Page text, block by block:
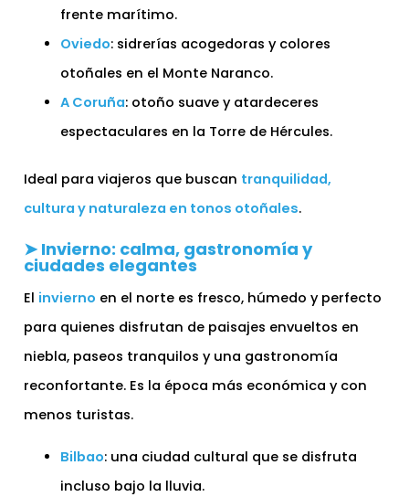
frente marítimo.
Oviedo: sidrerías acogedoras y colores
otoñales en el Monte Naranco.
A Coruña: otoño suave y atardeceres
espectaculares en la Torre de Hércules.
Ideal para viajeros que buscan tranquilidad,
cultura y naturaleza en tonos otoñales.
➤ Invierno: calma, gastronomía y
ciudades elegantes
El invierno en el norte es fresco, húmedo y perfecto
para quienes disfrutan de paisajes envueltos en
niebla, paseos tranquilos y una gastronomía
reconfortante. Es la época más económica y con
menos turistas.
Bilbao: una ciudad cultural que se disfruta
incluso bajo la lluvia.